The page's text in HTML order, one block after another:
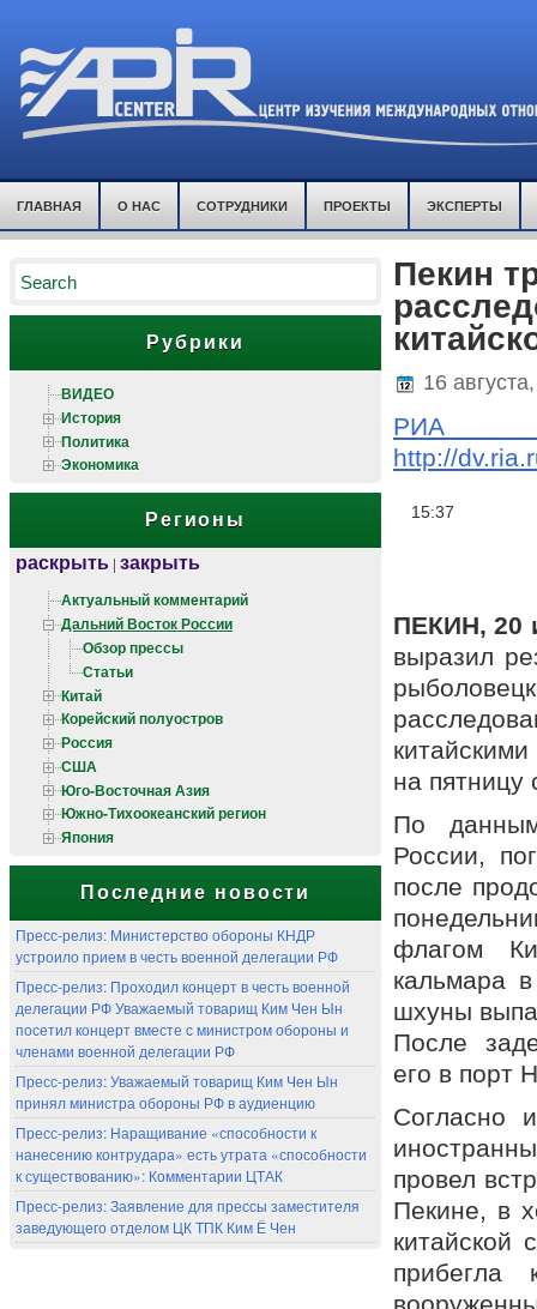
ГЛАВНАЯ О НАС СОТРУДНИКИ ПРОЕКТЫ ЭКСПЕРТЫ
Рубрики
ВИДЕО
История
Политика
Экономика
Регионы
раскрыть | закрыть
Актуальный комментарий
Дальний Восток России
Обзор прессы
Статьи
Китай
Корейский полуостров
Россия
США
Юго-Восточная Азия
Южно-Тихоокеанский регион
Япония
Последние новости
Пресс-релиз: Министерство обороны КНДР
устроило прием в честь военной делегации РФ
Пресс-релиз: Проходил концерт в честь военной
делегации РФ Уважаемый товарищ Ким Чен Ын
посетил концерт вместе с министром обороны и
членами военной делегации РФ
Пресс-релиз: Уважаемый товарищ Ким Чен Ын
принял министра обороны РФ в аудиенцию
Пресс-релиз: Наращивание «способности к
нанесению контрудара» есть утрата «способности
к существованию»: Комментарии ЦТАК
Пресс-релиз: Заявление для прессы заместителя
заведующего отделом ЦК ТПК Ким Ё Чен
Пекин
16
http://
15:37
ПЕКИН, 20
выразил
на
По
России,
после
флагом
кальмара
шхуны
После
его в порт
Согласно
провел
Пекине, в
китайской
прибегла